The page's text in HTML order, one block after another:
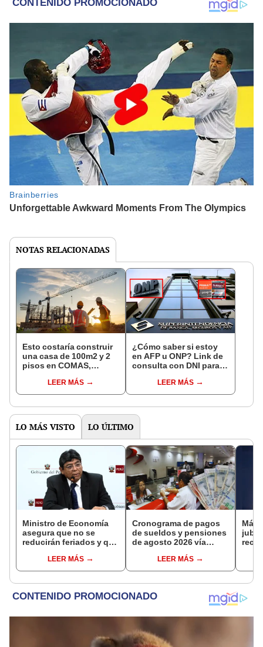
NOTAS RELACIONADAS
Esto costaría construir
una casa de 100m2 y 2
pisos en COMAS,
distritos de LIMA
NORTE
LEER MÁS
¿Cómo saber si estoy
en AFP u ONP? Link de
consulta con DNI para
pensiones estás
LEER MÁS
LO MÁS VISTO LO ÚLTIMO
Ministro de Economía
asegura que no se
reducirán feriados y que
aumentará en dos
etapas
LEER MÁS
Cronograma de pagos
de sueldos y pensiones
de agosto 2026 vía
conoce las fechas de
depósito
LEER MÁS
Más